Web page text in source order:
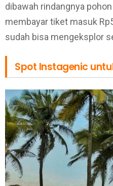
dibawah rindangnya
membayar tiket masuk
sudah bisa mengeksplor
Spot Instagenic